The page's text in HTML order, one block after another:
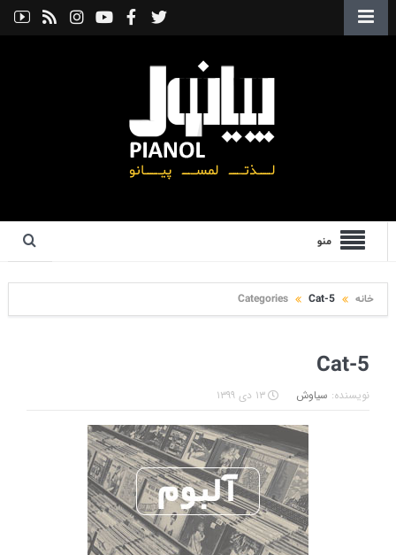
منو
خانه Categories Cat-5
Cat-5
نویسنده: سیاوش ۱۳ دی ۱۳۹۹